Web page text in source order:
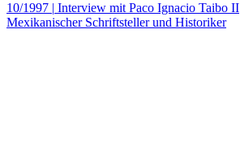
10/1997 | Interview mit Paco Ignacio Taibo II
Mexikanischer Schriftsteller und Historiker